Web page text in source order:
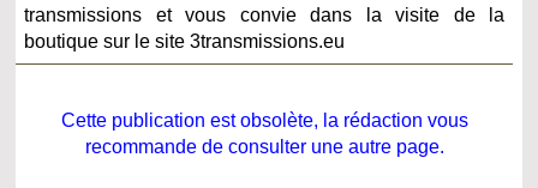
transmissions et vous convie dans la visite de la
boutique sur le site 3transmissions.eu
Cette publication est obsolète, la rédaction vous
recommande de consulter une autre page.